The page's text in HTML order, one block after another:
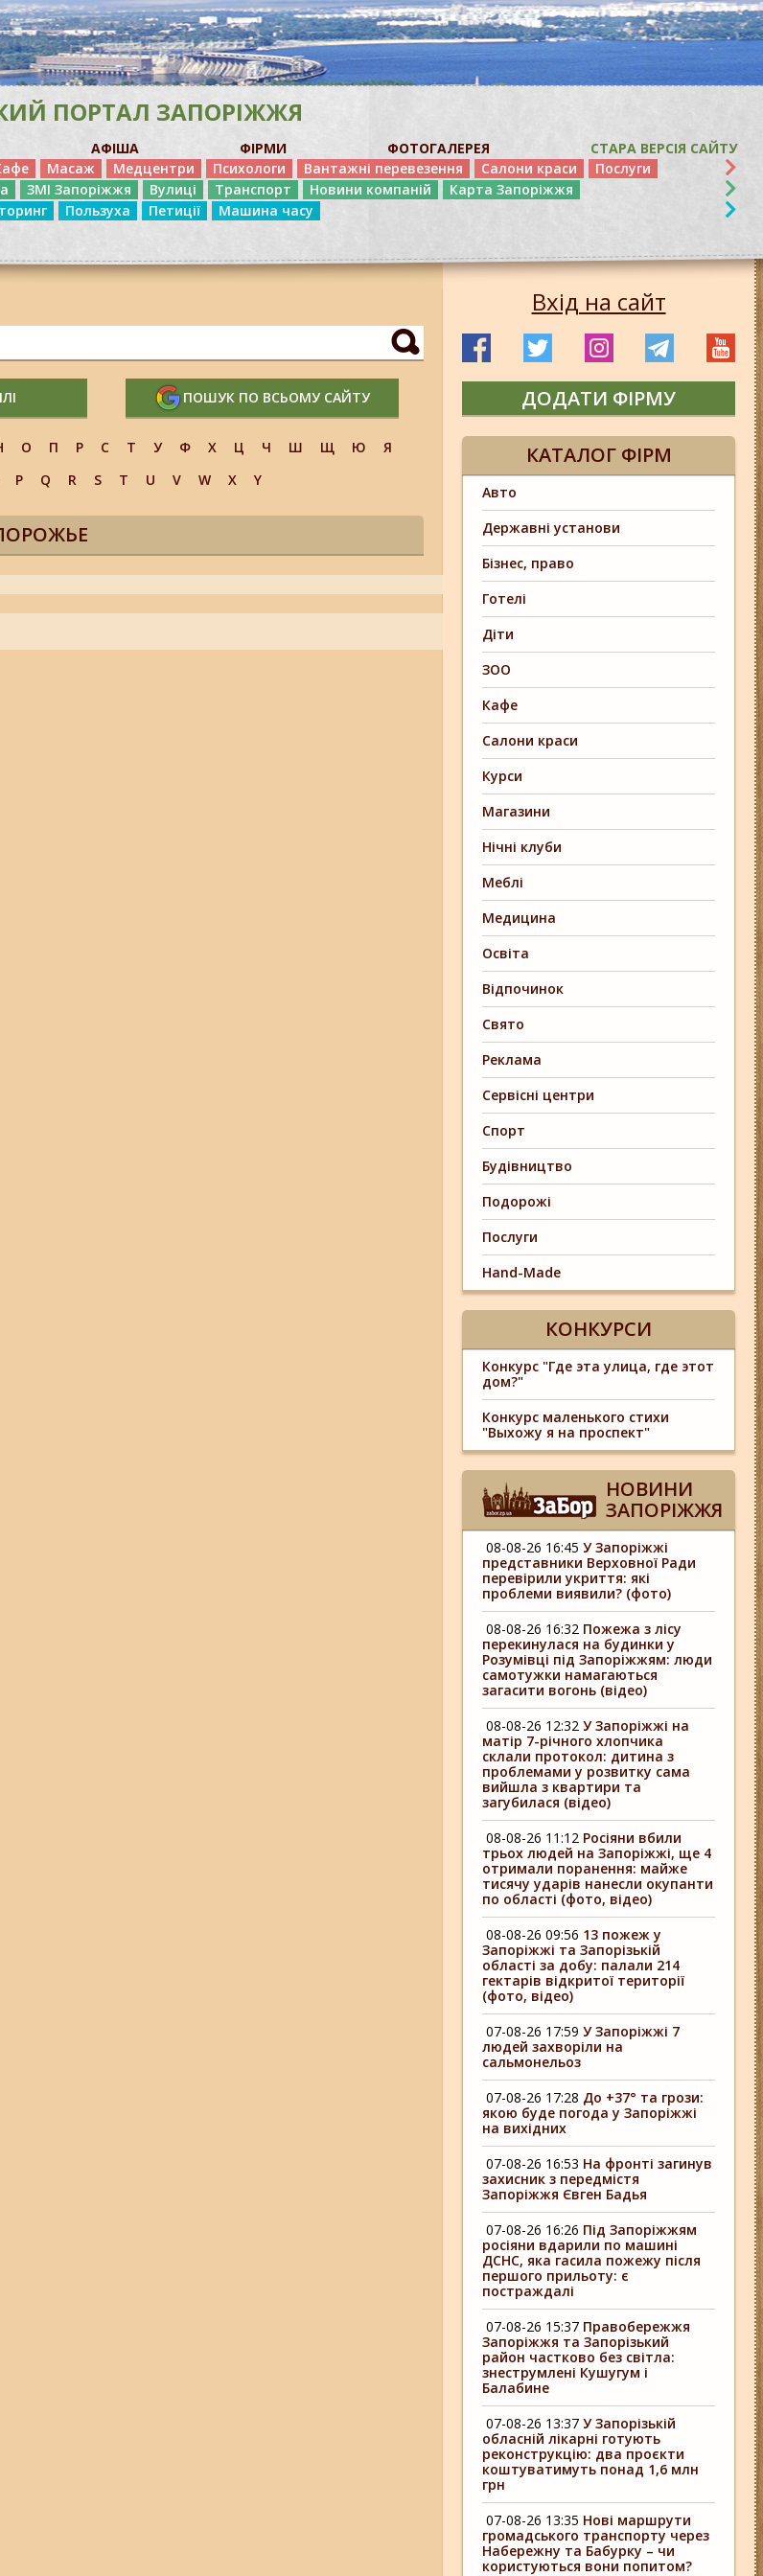
ПОРТАЛ ЗАПОРІЖЖЯ
АФІША ФІРМИ ФОТОГАЛЕРЕЯ
СТАРА ВЕРСІЯ САЙТУ
Масаж Медцентри Психологи Вантажні перевезення Салони краси
Послуги
ЗМІ Запоріжжя Вулиці Транспорт Новини компаній
Карта Запоріжжя
Пользуха Петиції Машина часу
ПОШУК ПО ВСЬОМУ САЙТУ
О П Р С Т У Ф Х Ц Ч Ш Щ Ю
Я
P Q R S T U V W X Y
Вхід на сайт
ДОДАТИ ФІРМУ
КАТАЛОГ ФІРМ
Авто
Державні установи
Бізнес, право
Готелі
Діти
ЗОО
Кафе
Салони краси
Курси
Магазини
Нічні клуби
Меблі
Медицина
Освіта
Відпочинок
Свято
Реклама
Сервісні центри
Спорт
Будівництво
Подорожі
Послуги
Hand-Made
КОНКУРСИ
Конкурс "Где эта улица, где этот
дом?"
Конкурс маленького стихи
"Выхожу я на проспект"
НОВИНИ
ЗАПОРІЖЖЯ
08-08-26 16:45 У Запоріжжі
представники Верховної Ради
перевірили укриття: які
проблеми виявили? (фото)
08-08-26 16:32 Пожежа з лісу
перекинулася на будинки у
Розумівці під Запоріжжям: люди
самотужки намагаються
загасити вогонь (відео)
08-08-26 12:32 У Запоріжжі на
матір 7-річного хлопчика
склали протокол: дитина з
проблемами у розвитку сама
вийшла з квартири та
загубилася (відео)
08-08-26 11:12 Росіяни вбили
трьох людей на Запоріжжі, ще 4
отримали поранення: майже
тисячу ударів нанесли окупанти
по області (фото, відео)
08-08-26 09:56 13 пожеж у
Запоріжжі та Запорізькій
області за добу: палали 214
гектарів відкритої території
(фото, відео)
07-08-26 17:59 У Запоріжжі 7
людей захворіли на
сальмонельоз
07-08-26 17:28 До +37° та грози:
якою буде погода у Запоріжжі
на вихідних
07-08-26 16:53 На фронті загинув
захисник з передмістя
Запоріжжя Євген Бадья
07-08-26 16:26 Під Запоріжжям
росіяни вдарили по машині
ДСНС, яка гасила пожежу після
першого прильоту: є
постраждалі
07-08-26 15:37 Правобережжя
Запоріжжя та Запорізький
район частково без світла:
знеструмлені Кушугум і
Балабине
07-08-26 13:37 У Запорізькій
обласній лікарні готують
реконструкцію: два проєкти
коштуватимуть понад 1,6 млн
грн
07-08-26 13:35 Нові маршрути
громадського транспорту через
Набережну та Бабурку – чи
користуються вони попитом?